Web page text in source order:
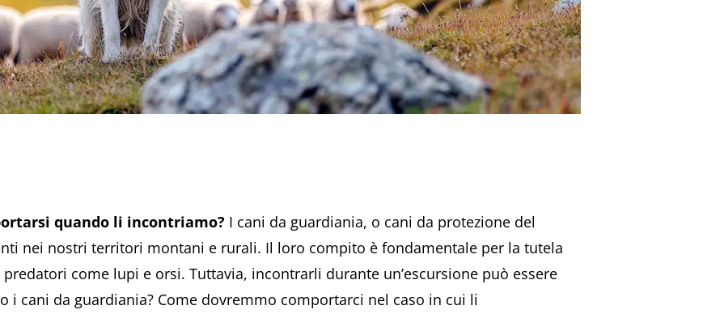
quando li incontriamo? I cani da guardiania, o cani da protezione del
nei nostri territori montani e rurali. Il loro compito è fondamentale per la tutela
come lupi e orsi. Tuttavia, incontrarli durante un’escursione può essere
i cani da guardiania? Come dovremmo comportarci nel caso in cui li